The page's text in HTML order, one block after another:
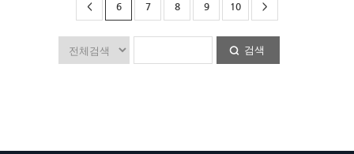
< 6 7 8 9 10 >
검색